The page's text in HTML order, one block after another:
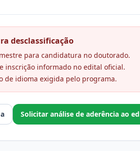
desclassificação
para candidatura no doutorado.
inscrição informado no edital oficial.
de idioma exigida pelo programa.
Solicitar análise de aderência ao